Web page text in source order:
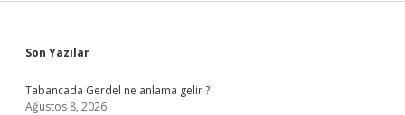
Sidebar
Son Yazılar
Tabancada Gerdel ne anlama gelir ?
Ağustos 8, 2026